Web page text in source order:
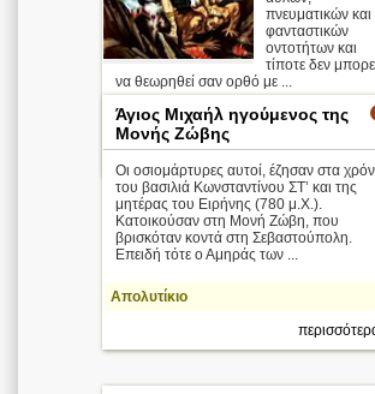
πνευματικών και
φανταστικών
οντοτήτων και
τίποτε δεν
να θεωρηθεί σαν ορθό με ...
Απολυτίκιο
Άγιος Μιχαήλ ηγούμενος της
Μονής Ζώβης
Οι οσιομάρτυρες αυτοί, έζησαν στα
του βασιλιά Κωνσταντίνου ΣΤ’ και της
μητέρας του Ειρήνης (780 μ.Χ.).
Κατοικούσαν στη Μονή Ζώβη, που
βρισκόταν κοντά στη Σεβαστούπολη.
Επειδή τότε ο Αμηράς των ...
Απολυτίκιο